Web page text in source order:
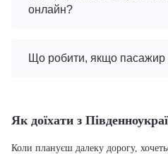
онлайн?
Що робити, якщо пасажир
Як доїхати з
Коли плануєш далеку дорогу,